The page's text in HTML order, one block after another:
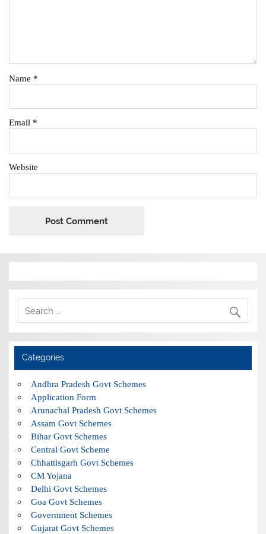
Name *
Email *
Website
Categories
Andhra Pradesh Govt Schemes
Application Form
Arunachal Pradesh Govt Schemes
Assam Govt Schemes
Bihar Govt Schemes
Central Govt Scheme
Chhattisgarh Govt Schemes
CM Yojana
Delhi Govt Schemes
Goa Govt Schemes
Government Schemes
Gujarat Govt Schemes